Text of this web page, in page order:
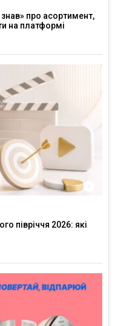
про асортимент,
на платформі
півріччя 2026: які